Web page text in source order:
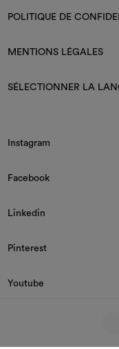
POLITIQUE DE
MENTIONS LÉGALES
SÉLECTIONNER LA
Instagram
Facebook
Linkedin
Pinterest
Youtube
© 2026